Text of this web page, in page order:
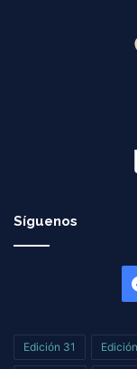
Síguenos
Edición 31